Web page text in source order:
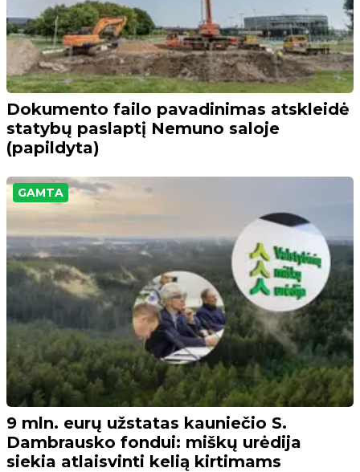
Dokumento failo pavadinimas atskleidė
statybų paslaptį Nemuno saloje
(papildyta)
GAMTA
9 mln. eurų užstatas kauniečio S.
Dambrausko fondui: miškų urėdija
siekia atlaisvinti kelią kirtimams